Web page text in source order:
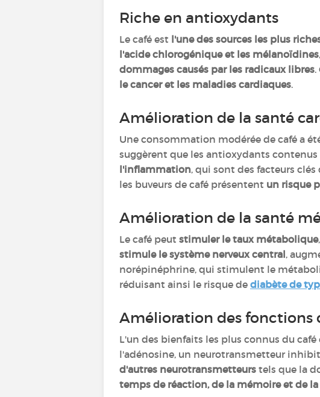
Riche en antioxydants
Le café est l'une des sources les plus
l'acide chlorogénique et les mélanoïdines
dommages causés par les radicaux libres
le cancer et les maladies cardiaques.
Amélioration de la santé
Une consommation modérée de café a
suggèrent que les antioxydants contenus
l'inflammation, qui sont des facteurs clés
les buveurs de café présentent un risque
Amélioration de la santé
Le café peut stimuler le taux métabolique
stimule le système nerveux central,
norépinéphrine, qui stimulent le
réduisant ainsi le risque de diabète de
Amélioration des fonctions
L'un des bienfaits les plus connus du café
l'adénosine, un neurotransmetteur
d'autres neurotransmetteurs tels que la
temps de réaction, de la mémoire et de